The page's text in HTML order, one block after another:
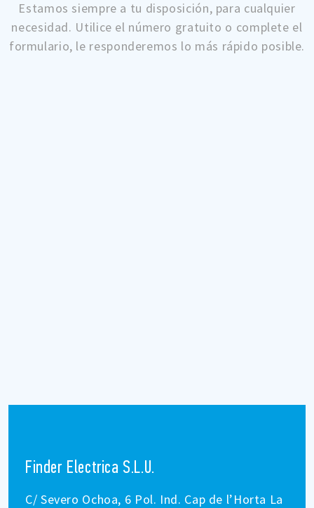
Estamos siempre a tu disposición, para cualquier
necesidad. Utilice el número gratuito o complete el
formulario, le responderemos lo más rápido posible.
Finder Electrica S.L.U.
C/ Severo Ochoa, 6 Pol. Ind. Cap de l’Horta La